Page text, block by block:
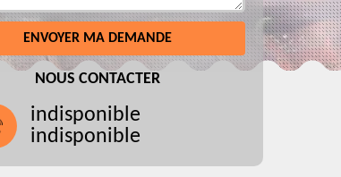
NOUS CONTACTER
indisponible
indisponible